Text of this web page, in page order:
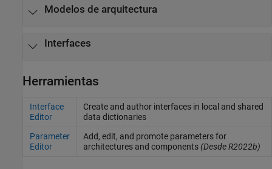
Modelos de arquitectura
Interfaces
Herramientas
Interface
Editor
Create and author interfaces in local and shared
data dictionaries
Parameter
Editor
Add, edit, and promote parameters for
architectures and components(Desde R2022b)